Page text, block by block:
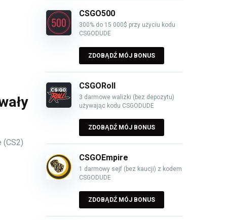
(CS2)
CSGO500
300% do 15 000$ przy użyciu kodu
CSGODUDE
ZDOBĄDŹ MÓJ BONUS
CSGORoll
3 darmowe walizki (bez depozytu)
używając kodu CSGODUDE
ZDOBĄDŹ MÓJ BONUS
CSGOEmpire
1 darmowy sejf (bez kaucji) z kodem
CSGODUDE
ZDOBĄDŹ MÓJ BONUS